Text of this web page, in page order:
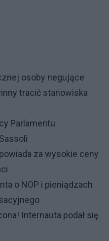
osoby negujące
tracić stanowiska
Parlamentu
za wysokie ceny
o NOP i pieniądzach
Internauta podał się